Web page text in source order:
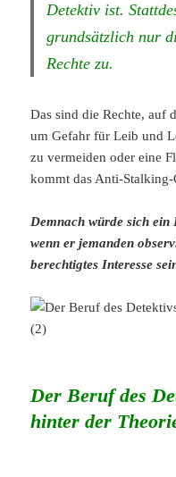
Detektiv ist.
grundsätzlich nur
Rechte zu.
Das sind die Rechte, auf
um Gefahr für Leib und
zu vermeiden oder eine
kommt das Anti-Stalking-
Demnach würde sich
wenn er jemanden
berechtigtes Interesse
Der Beruf des
hinter der